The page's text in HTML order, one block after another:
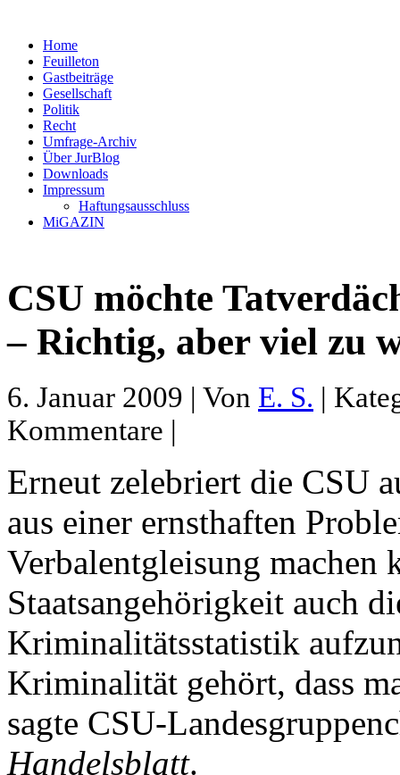
Home
Feuilleton
Gastbeiträge
Gesellschaft
Politik
Recht
Umfrage-Archiv
Über JurBlog
Downloads
Impressum
Haftungsausschluss
MiGAZIN
CSU möchte
– Richtig, aber viel zu
6. Januar 2009 | Von E. S. |
Kommentare |
Erneut zelebriert die CSU
aus einer ernsthaften
Verbalentgleisung machen
Staatsangehörigkeit auch
Kriminalitätsstatistik
Kriminalität gehört, dass
sagte CSU-
Handelsblatt.